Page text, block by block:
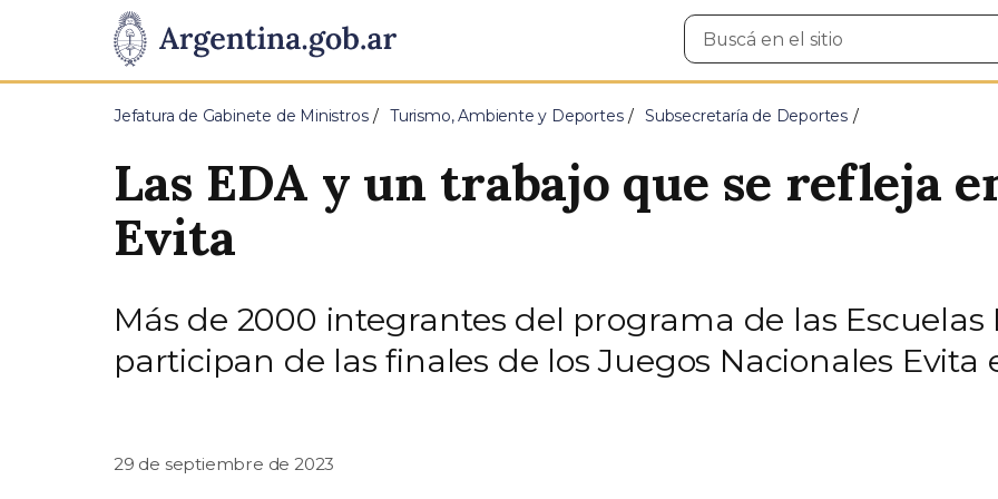
Presidencia
de
Pasar al contenido principal
Buscar
en
Jefatura de Gabinete de Ministros Turismo, Ambiente y Deportes Subsecretaría de Deportes
Las EDA y un trabajo que se refleja
Evita
Más de 2000 integrantes del programa de las
participan de las finales de los Juegos Nacionales Evita
29 de septiembre de 2023